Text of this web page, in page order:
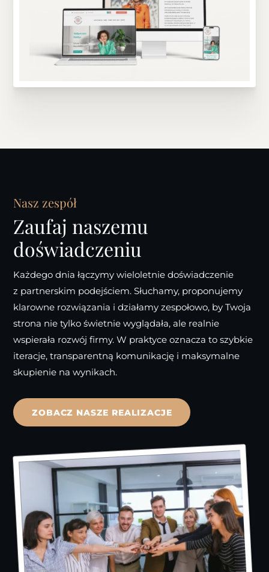
Nasz zespół
Zaufaj naszemu
doświadczeniu
Każdego dnia łączymy wieloletnie doświadczenie
z partnerskim podejściem. Słuchamy, proponujemy
klarowne rozwiązania i działamy zespołowo, by Twoja
strona nie tylko świetnie wyglądała, ale realnie
wspierała rozwój firmy. W praktyce oznacza to szybkie
iteracje, transparentną komunikację i maksymalne
skupienie na wynikach.
ZOBACZ NASZE REALIZACJE